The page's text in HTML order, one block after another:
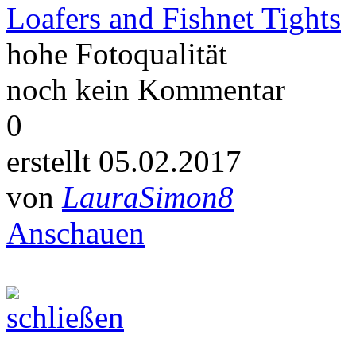
Loafers and Fishnet Tights
hohe Fotoqualität
noch kein Kommentar
0
erstellt 05.02.2017
von LauraSimon8
Anschauen